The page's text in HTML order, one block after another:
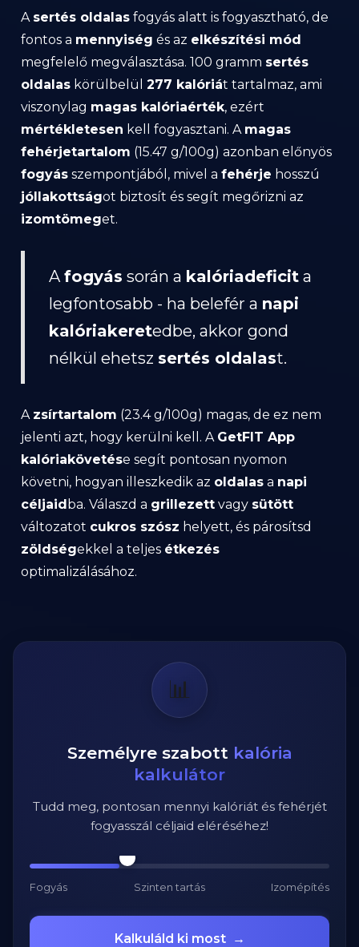
A sertés oldalas fogyás alatt is fogyasztható, de
fontos a mennyiség és az elkészítési mód
megfelelő megválasztása. 100 gramm sertés
oldalas körülbelül 277 kalóriát tartalmaz, ami
viszonylag magas kalóriaérték, ezért
mértékletesen kell fogyasztani. A magas
fehérjetartalom (15.47 g/100g) azonban előnyös
fogyás szempontjából, mivel a fehérje hosszú
jóllakottságot biztosít és segít megőrizni az
izomtömeget.
Afogyás során a kalóriadeficit a
legfontosabb - ha belefér a napi
kalóriakeretedbe, akkor gond
nélkül ehetsz sertés oldalast.
A zsírtartalom (23.4 g/100g) magas, de ez nem
jelenti azt, hogy kerülni kell. A GetFIT App
kalóriakövetése segít pontosan nyomon
követni, hogyan illeszkedik az oldalas a napi
céljaidba. Válaszd a grillezett vagy sütött
változatot cukros szósz helyett, és párosítsd
zöldségekkel a teljes étkezés
optimalizálásához.
📊
Személyre szabott kalória
kalkulátor
Tudd meg, pontosan mennyi kalóriát és fehérjét
fogyasszál céljaid eléréséhez!
Fogyás Szinten tartás Izomépítés
Kalkuláld ki most →